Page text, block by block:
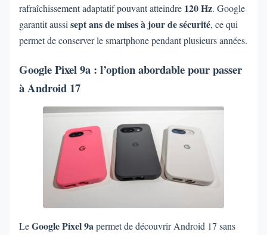
rafraîchissement adaptatif pouvant atteindre 120 Hz. Google
garantit aussisept ans de mises à jour de sécurité, ce qui
permet de conserver le smartphone pendant plusieurs années.
Google Pixel 9a : l’option abordable pour passer
à Android 17
LeGoogle Pixel 9apermet de découvrir Android 17 sans